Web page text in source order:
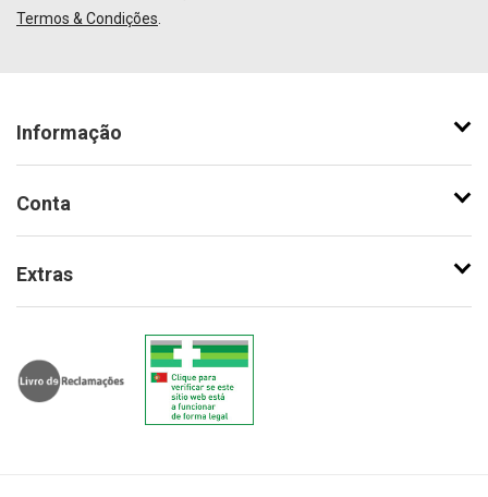
Termos & Condições
Informação
Conta
Extras